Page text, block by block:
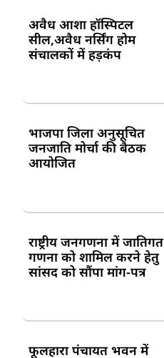
अवैध आशा हॉस्पिटल
सील,अवैध नर्सिंग होम
संचालकों में हड़कंप
भाजपा जिला अनुसूचित
जनजाति मोर्चा की बैठक
आयोजित
राष्ट्रीय जनगणना में जातिगत
गणना को शामिल करने हेतु
सांसद को सौंपा मांग-पत्र
फूलहारा पंचायत भवन में